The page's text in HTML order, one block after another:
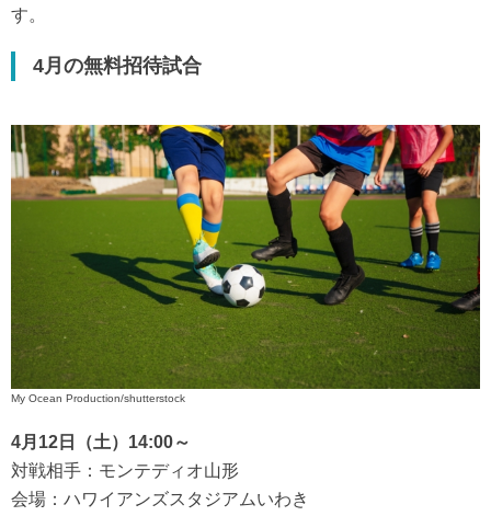
す。
4月の無料招待試合
My Ocean Production/shutterstock
4月12日（土）14:00～
対戦相手：モンテディオ山形
会場：ハワイアンズスタジアムいわき